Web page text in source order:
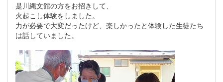
是川縄文館の方をお招きして、
火起こし体験をしました。
力が必要で大変だったけど、楽しかったと体験した生徒たち
は話していました。